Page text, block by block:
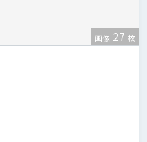
画像 27 枚